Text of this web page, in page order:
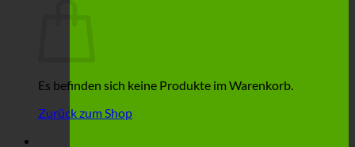
Es befinden sich keine Produkte im Warenkorb.
Zurück zum Shop